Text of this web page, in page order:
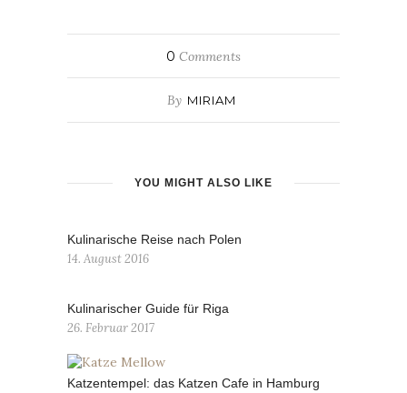
0 Comments
By MIRIAM
YOU MIGHT ALSO LIKE
Kulinarische Reise nach Polen
14. August 2016
Kulinarischer Guide für Riga
26. Februar 2017
Katzentempel: das Katzen Cafe in Hamburg